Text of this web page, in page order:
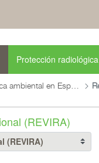
Protección radiológica
(REVIRA)